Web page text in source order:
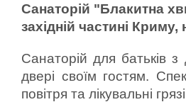
Санаторій "Блакитна
західній частині
Санаторій для батьків
двері своїм гостям.
повітря та лікувальні